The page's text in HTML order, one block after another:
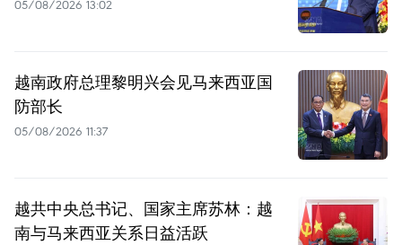
05/08/2026 13:02
越南政府总理黎明兴会见马来西亚国
防部长
05/08/2026 11:37
越共中央总书记、国家主席苏林：越
南与马来西亚关系日益活跃